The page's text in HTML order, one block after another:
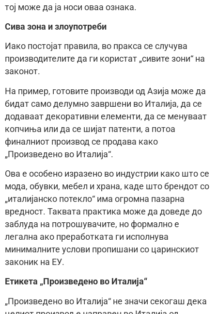
тој може да ја носи оваа ознака.
Сива зона и злоупотреби
Иако постојат правила, во пракса се случува
производителите да ги користат „сивите зони“ на
законот.
На пример, готовите производи од Азија може да
бидат само делумно завршени во Италија, да се
додаваат декоративни елементи, да се менуваат
копчиња или да се шијат патенти, а потоа
финалниот производ се продава како
„Произведено во Италија“.
Ова е особено изразено во индустрии како што се
мода, обувки, мебел и храна, каде што брендот со
„италијанско потекло“ има огромна пазарна
вредност. Таквата практика може да доведе до
заблуда на потрошувачите, но формално е
легална ако преработката ги исполнува
минималните услови пропишани со царинскиот
законик на ЕУ.
Етикета „Произведено во Италија“
„Произведено во Италија“ не значи секогаш дека